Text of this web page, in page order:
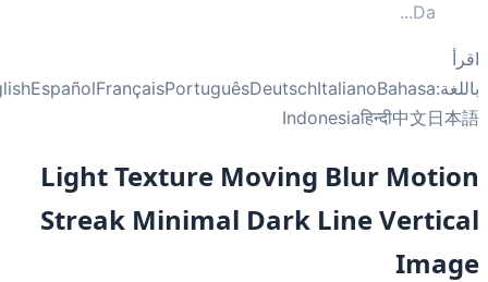
...
EnglishEspañolFrançaisPortuguêsDeutschItalianoBahasa
Indonesiaहिन्दी中文日
Light Texture Moving Blur
Streak Minimal Dark Line